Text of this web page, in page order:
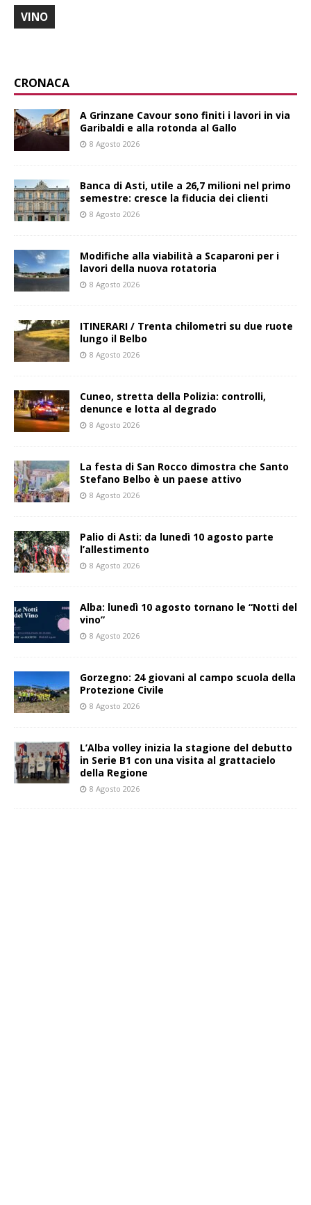
VINO
CRONACA
A Grinzane Cavour sono finiti i lavori in via
Garibaldi e alla rotonda al Gallo
8 Agosto 2026
Banca di Asti, utile a 26,7 milioni nel primo
semestre: cresce la fiducia dei clienti
8 Agosto 2026
Modifiche alla viabilità a Scaparoni per i
lavori della nuova rotatoria
8 Agosto 2026
ITINERARI / Trenta chilometri su due ruote
lungo il Belbo
8 Agosto 2026
Cuneo, stretta della Polizia: controlli,
denunce e lotta al degrado
8 Agosto 2026
La festa di San Rocco dimostra che Santo
Stefano Belbo è un paese attivo
8 Agosto 2026
Palio di Asti: da lunedì 10 agosto parte
l’allestimento
8 Agosto 2026
Alba: lunedì 10 agosto tornano le “Notti del
vino”
8 Agosto 2026
Gorzegno: 24 giovani al campo scuola della
Protezione Civile
8 Agosto 2026
L’Alba volley inizia la stagione del debutto
in Serie B1 con una visita al grattacielo
della Regione
8 Agosto 2026